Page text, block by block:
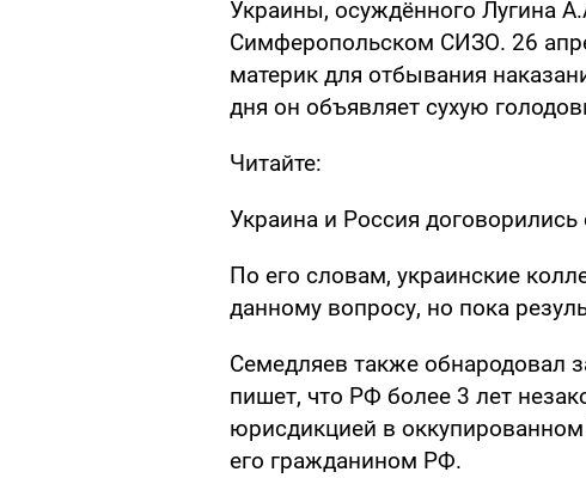
Украины, осуждённого Лугина
Симферопольском СИЗО. 26
материк для отбывания
дня он объявляет сухую
Читайте:
Украина и Россия
По его словам, украинские
данному вопросу, но пока
Семедляев также обнародовал
пишет, что РФ более 3 лет
юрисдикцией в
его гражданином РФ.